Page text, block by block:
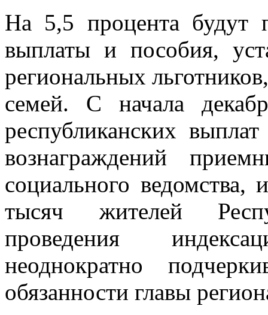
На 5,5 процента будут
выплаты и пособия,
региональных
семей. С начала
республиканских
вознаграждений
социального ведомства,
тысяч жителей
проведения
неоднократно
обязанности главы